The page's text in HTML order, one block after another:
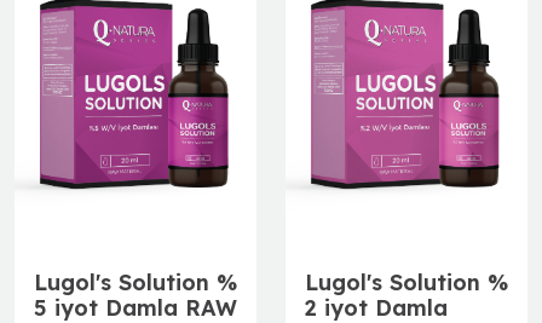
Lugol's Solution %
5 iyot Damla RAW
Lugol's Solution %
2 iyot Damla